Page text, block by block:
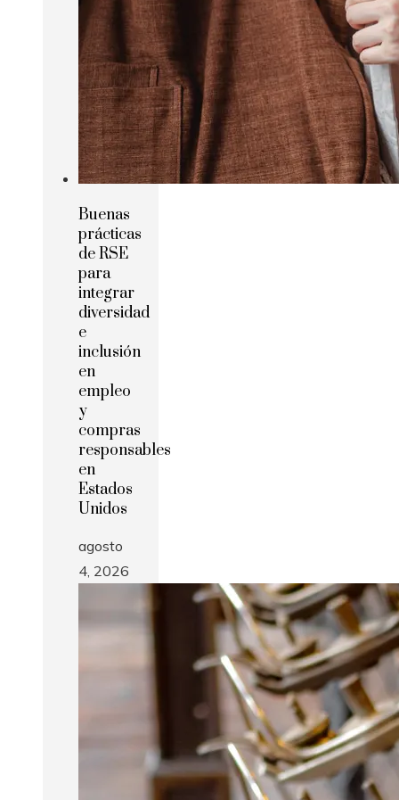
Buenas
prácticas
de RSE
para
integrar
diversidad
e
inclusión
en
empleo
y
compras
responsables
en
Estados
Unidos
agosto
4, 2026